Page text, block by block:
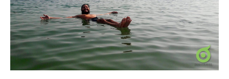
穌
基
督
走
海
以
色
列